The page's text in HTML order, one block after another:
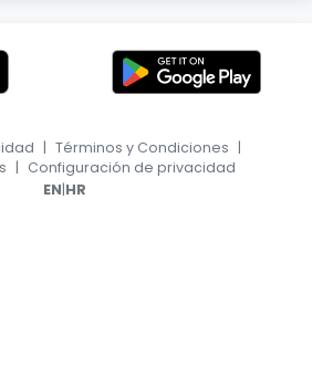
| Términos y Condiciones |
| Configuración de privacidad
EN|HR